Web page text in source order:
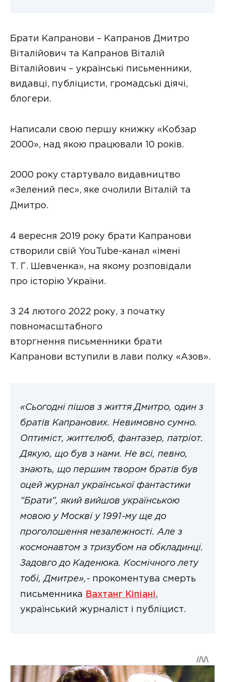
Брати Капранови – Капранов Дмитро
Віталійович та Капранов Віталій
Віталійович – українські письменники,
видавці, публіцисти, громадські діячі,
блогери.
Написали свою першу книжку «Кобзар
2000», над якою працювали 10 років.
2000 року стартувало видавництво
«Зелений пес», яке очолили Віталій та
Дмитро.
4 вересня 2019 року брати Капранови
створили свій YouTube-канал «імені
Т. Г. Шевченка», на якому розповідали
про історію України.
З 24 лютого 2022 року, з початку
повномасштабного
вторгнення письменники брати
Капранови вступили в лави полку «Азов».
«Сьогодні пішов з життя Дмитро, один з
братів Капранових. Невимовно сумно.
Оптиміст, життєлюб, фантазер, патріот.
Дякую, що був з нами. Не всі, певно,
знають, що першим твором братів був
оцей журнал української фантастики
“Брати”, який вийшов українською
мовою у Москві у 1991-му ще до
проголошення незалежності. Але з
космонавтом з тризубом на обкладинці.
Задовго до Каденюка. Космічного лету
тобі, Дмитре»,- прокоментува смерть
письменника
Вахтанг Кіпіані,
український журналіст і публіцист.